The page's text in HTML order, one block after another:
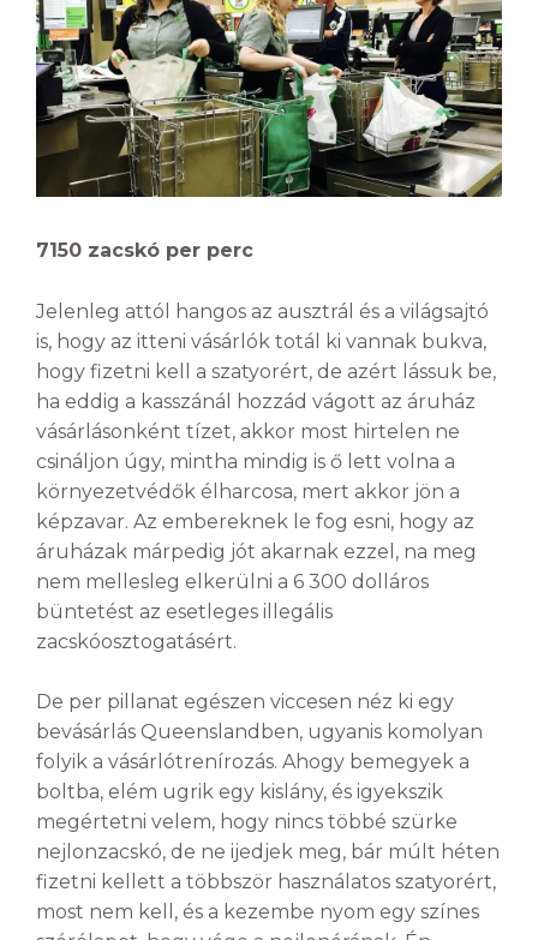
7150 zacskó per perc
Jelenleg attól hangos az ausztrál és a világsajtó
is, hogy az itteni vásárlók totál ki vannak bukva,
hogy fizetni kell a szatyorért, de azért lássuk be,
ha eddig a kasszánál hozzád vágott az áruház
vásárlásonként tízet, akkor most hirtelen ne
csináljon úgy, mintha mindig is ő lett volna a
környezetvédők élharcosa, mert akkor jön a
képzavar. Az embereknek le fog esni, hogy az
áruházak márpedig jót akarnak ezzel, na meg
nem mellesleg elkerülni a 6 300 dolláros
büntetést az esetleges illegális
zacskóosztogatásért.
De per pillanat egészen viccesen néz ki egy
bevásárlás Queenslandben, ugyanis komolyan
folyik a vásárlótrenírozás. Ahogy bemegyek a
boltba, elém ugrik egy kislány, és igyekszik
megértetni velem, hogy nincs többé szürke
nejlonzacskó, de ne ijedjek meg, bár múlt héten
fizetni kellett a többször használatos szatyorért,
most nem kell, és a kezembe nyom egy színes